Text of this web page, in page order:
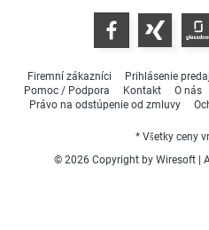
Firemní zákazníci Prihlásenie
Pomoc / Podpora
Kontakt O nás
Právo na odstúpenie od zmluvy
* Všetky ceny
© 2026 Copyright by Wiresoft |